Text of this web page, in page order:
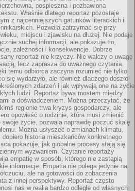
pospieszna i pozbawiona
Właśnie dlatego reportaż pozostaje
z najcenniejszych gatunków literackich i
Pozwala zatrzymać się przy
miejscu i zjawisku na dłużej. Nie podaje
suchej informacji, ale pokazuje tło,
zależności i konsekwencje. Dobrze
reportaż nie krzyczy. Nie walczy o uwagę
lecz zaprasza do uważnego czytania.
temu odbiorca zaczyna rozumieć nie tylko
się wydarzyło, ale również dlaczego doszło
zdarzeń i jak wpływają one na życie
ludzi. Reportaż bywa mostem między
a doświadczeniem. Można przeczytać, że
regionie trwa kryzys gospodarczy, ale
opowieść o rodzinie, która musi zmienić
swoje życie, pozwala naprawdę poczuć skalę
Można usłyszeć o zmianach klimatu,
dopiero historia mieszkańców konkretnego
pokazuje, jak globalne procesy stają się
wyzwaniem. Czytanie reportaży
empatię w sposób, którego nie zastąpią
informacje. Empatia nie polega jedynie na
ale na gotowości do zobaczenia
z innej perspektywy. Reportaż często
nas w realia bardzo odległe od własnych